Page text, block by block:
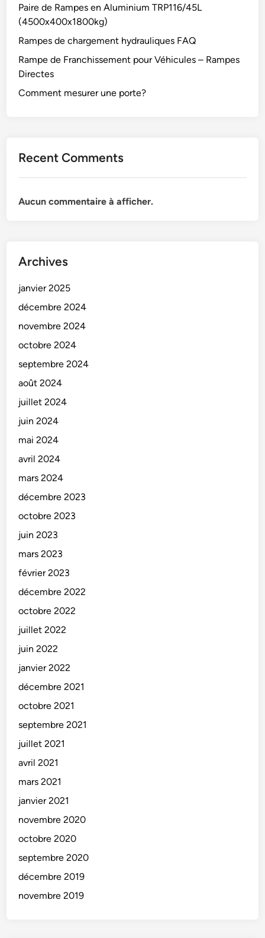
Paire de Rampes en Aluminium TRP116/45L
(4500x400x1800kg)
Rampes de chargement hydrauliques FAQ
Rampe de Franchissement pour Véhicules – Rampes
Directes
Comment mesurer une porte?
Recent Comments
Aucun commentaire à afficher.
Archives
janvier 2025
décembre 2024
novembre 2024
octobre 2024
septembre 2024
août 2024
juillet 2024
juin 2024
mai 2024
avril 2024
mars 2024
décembre 2023
octobre 2023
juin 2023
mars 2023
février 2023
décembre 2022
octobre 2022
juillet 2022
juin 2022
janvier 2022
décembre 2021
octobre 2021
septembre 2021
juillet 2021
avril 2021
mars 2021
janvier 2021
novembre 2020
octobre 2020
septembre 2020
décembre 2019
novembre 2019